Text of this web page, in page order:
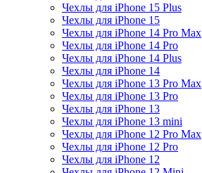
Чехлы для iPhone 15 Plus
Чехлы для iPhone 15
Чехлы для iPhone 14 Pro Max
Чехлы для iPhone 14 Pro
Чехлы для iPhone 14 Plus
Чехлы для iPhone 14
Чехлы для iPhone 13 Pro Max
Чехлы для iPhone 13 Pro
Чехлы для iPhone 13
Чехлы для iPhone 13 mini
Чехлы для iPhone 12 Pro Max
Чехлы для iPhone 12 Pro
Чехлы для iPhone 12